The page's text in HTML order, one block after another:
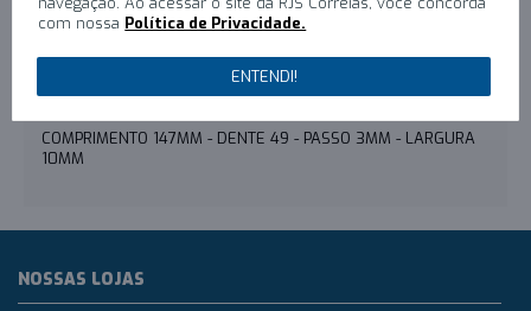
COMENTÁRIOS (0)
COMPRIMENTO 147MM - DENTE 49 - PASSO 3MM - LARGURA
10MM
com nossa Política de Privacidade.
ENTENDI!
NOSSAS LOJAS